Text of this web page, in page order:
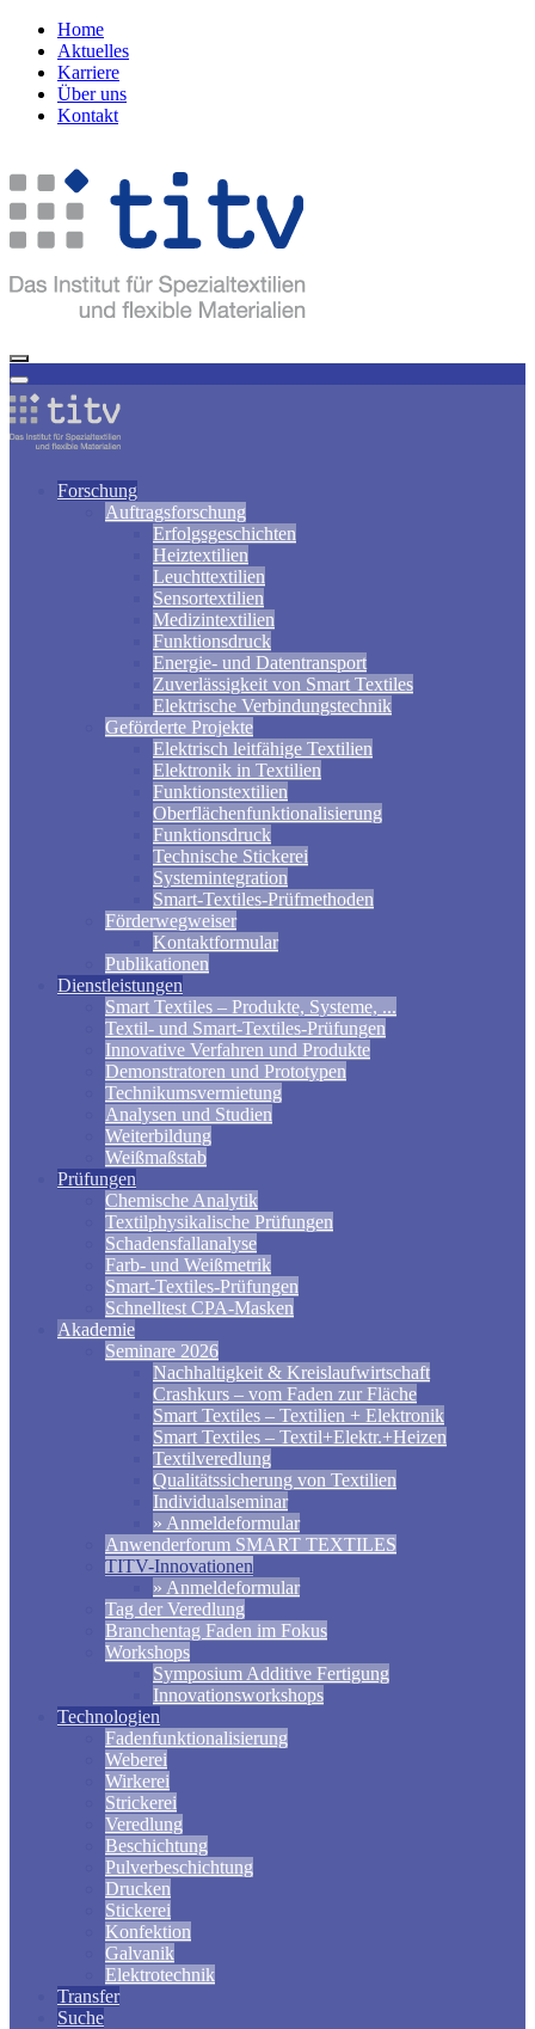
Home
Aktuelles
Karriere
Über uns
Kontakt
Forschung
Auftragsforschung
Erfolgsgeschichten
Heiztextilien
Leuchttextilien
Sensortextilien
Medizintextilien
Funktionsdruck
Energie- und Datentransport
Zuverlässigkeit von Smart Textiles
Elektrische Verbindungstechnik
Geförderte Projekte
Elektrisch leitfähige Textilien
Elektronik in Textilien
Funktionstextilien
Oberflächenfunktionalisierung
Funktionsdruck
Technische Stickerei
Systemintegration
Smart-Textiles-Prüfmethoden
Förderwegweiser
Kontaktformular
Publikationen
Dienstleistungen
Smart Textiles – Produkte, Systeme, ...
Textil- und Smart-Textiles-Prüfungen
Innovative Verfahren und Produkte
Demonstratoren und Prototypen
Technikumsvermietung
Analysen und Studien
Weiterbildung
Weißmaßstab
Prüfungen
Chemische Analytik
Textilphysikalische Prüfungen
Schadensfallanalyse
Farb- und Weißmetrik
Smart-Textiles-Prüfungen
Schnelltest CPA-Masken
Akademie
Seminare 2026
Nachhaltigkeit & Kreislaufwirtschaft
Crashkurs – vom Faden zur Fläche
Smart Textiles – Textilien + Elektronik
Smart Textiles – Textil+Elektr.+Heizen
Textilveredlung
Qualitätssicherung von Textilien
Individualseminar
» Anmeldeformular
Anwenderforum SMART TEXTILES
TITV-Innovationen
» Anmeldeformular
Tag der Veredlung
Branchentag Faden im Fokus
Workshops
Symposium Additive Fertigung
Innovationsworkshops
Technologien
Fadenfunktionalisierung
Weberei
Wirkerei
Strickerei
Veredlung
Beschichtung
Pulverbeschichtung
Drucken
Stickerei
Konfektion
Galvanik
Elektrotechnik
Transfer
Suche